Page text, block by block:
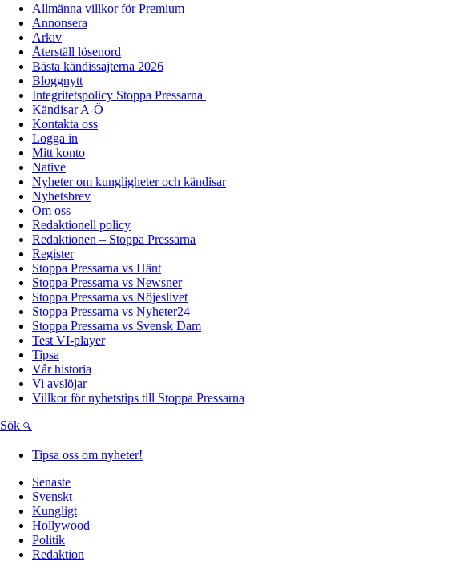
Allmänna villkor för Premium
Annonsera
Arkiv
Återställ lösenord
Bästa kändissajterna 2026
Bloggnytt
Integritetspolicy Stoppa Pressarna
Kändisar A-Ö
Kontakta oss
Logga in
Mitt konto
Native
Nyheter om kungligheter och kändisar
Nyhetsbrev
Om oss
Redaktionell policy
Redaktionen – Stoppa Pressarna
Register
Stoppa Pressarna vs Hänt
Stoppa Pressarna vs Newsner
Stoppa Pressarna vs Nöjeslivet
Stoppa Pressarna vs Nyheter24
Stoppa Pressarna vs Svensk Dam
Test VI-player
Tipsa
Vår historia
Vi avslöjar
Villkor för nyhetstips till Stoppa Pressarna
Sök
Tipsa oss om nyheter!
Senaste
Svenskt
Kungligt
Hollywood
Politik
Redaktion